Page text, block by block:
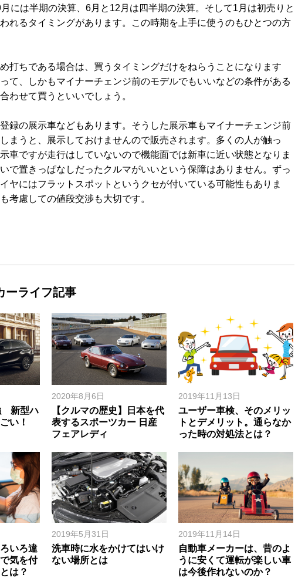
には半期の決算、6月と12月は四半期の決算。そして1月は初売りと
れるタイミングがあります。この時期を上手に使うのもひとつの方
打ちである場合は、買うタイミングだけをねらうことになります
て、しかもマイナーチェンジ前のモデルでもいいなどの条件がある
わせて買うといいでしょう。
録の展示車などもあります。そうした展示車もマイナーチェンジ前
まうと、展示しておけませんので販売されます。多くの人が触っ
車ですが走行はしていないので機能面では新車に近い状態となりま
で置きっぱなしだったクルマがいいという保障はありません。ずっ
ヤにはフラットスポットというクセが付いている可能性もありま
考慮しての値段交渉も大切です。
ーライフ記事
新型ハ
ごい！
2020年8月6日
【クルマの歴史】日本を代
表するスポーツカー 日産
フェアレディ
2019年11月13日
ユーザー車検、そのメリッ
トとデメリット。通らなか
った時の対処法とは？
いろ違
気を付
は？
2019年5月31日
洗車時に水をかけてはいけ
ない場所とは
2019年11月14日
自動車メーカーは、昔のよ
うに安くて運転が楽しい車
は今後作れないのか？